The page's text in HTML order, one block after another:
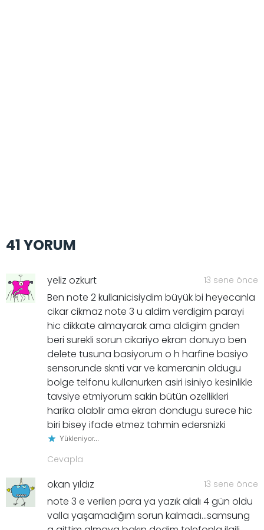
41 YORUM
yeliz ozkurt 13 sene önce
Ben note 2 kullanicisiydim büyük bi heyecanla
cikar cikmaz note 3 u aldim verdigim parayi
hic dikkate almayarak ama aldigim gnden
beri surekli sorun cikariyo ekran donuyo ben
delete tusuna basiyorum o h harfine basiyo
sensorunde sknti var ve kameranin oldugu
bolge telfonu kullanurken asiri isiniyo kesinlikle
tavsiye etmiyorum sakin bütün ozellikleri
harika olablir ama ekran dondugu surece hic
biri bisey ifade etmez tahmin edersnizki
Yükleniyor...
Cevapla
okan yıldız 13 sene önce
note 3 e verilen para ya yazık alalı 4 gün oldu
valla yaşamadığım sorun kalmadı…samsung